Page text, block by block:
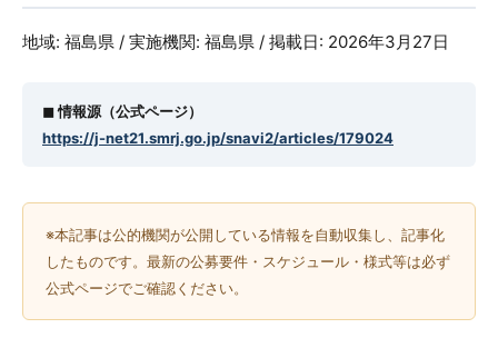
地域: 福島県 / 実施機関: 福島県 / 掲載日: 2026年3月27日
◼︎ 情報源（公式ページ）
https://j-net21.smrj.go.jp/snavi2/articles/179024
※本記事は公的機関が公開している情報を自動収集し、記事化
したものです。最新の公募要件・スケジュール・様式等は必ず
公式ページでご確認ください。